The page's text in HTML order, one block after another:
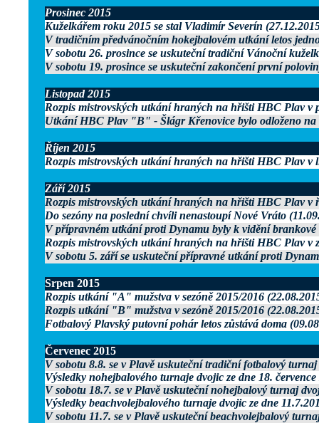
Prosinec 2015
Kuželkářem roku 2015 se stal Vladimír Severín
V tradičním předvánočním hokejbalovém utkání letos
V sobotu 26. prosince se uskuteční tradiční Vánoční
V sobotu 19. prosince se uskuteční zakončení první
Listopad 2015
Rozpis mistrovských utkání hraných na hřišti HBC Plav v
Utkání HBC Plav "B" - Šlágr Křenovice bylo odloženo na
Říjen 2015
Rozpis mistrovských utkání hraných na hřišti HBC Plav v
Září 2015
Rozpis mistrovských utkání hraných na hřišti HBC Plav v
Do sezóny na poslední chvíli nenastoupí Nové Vráto
V přípravném utkání proti Dynamu byly k vidění
Rozpis mistrovských utkání hraných na hřišti HBC Plav v
V sobotu 5. září se uskuteční přípravné utkání proti
Srpen 2015
Rozpis utkání "A" mužstva v sezóně 2015/2016
Rozpis utkání "B" mužstva v sezóně 2015/2016
Fotbalový Plavský putovní pohár letos zůstává doma
Červenec 2015
V sobotu 8.8. se v Plavě uskuteční tradiční fotbalový turnaj
Výsledky nohejbalového turnaje dvojic ze dne 18.
V sobotu 18.7. se v Plavě uskuteční nohejbalový turnaj
Výsledky beachvolejbalového turnaje dvojic ze dne
V sobotu 11.7. se v Plavě uskuteční beachvolejbalový